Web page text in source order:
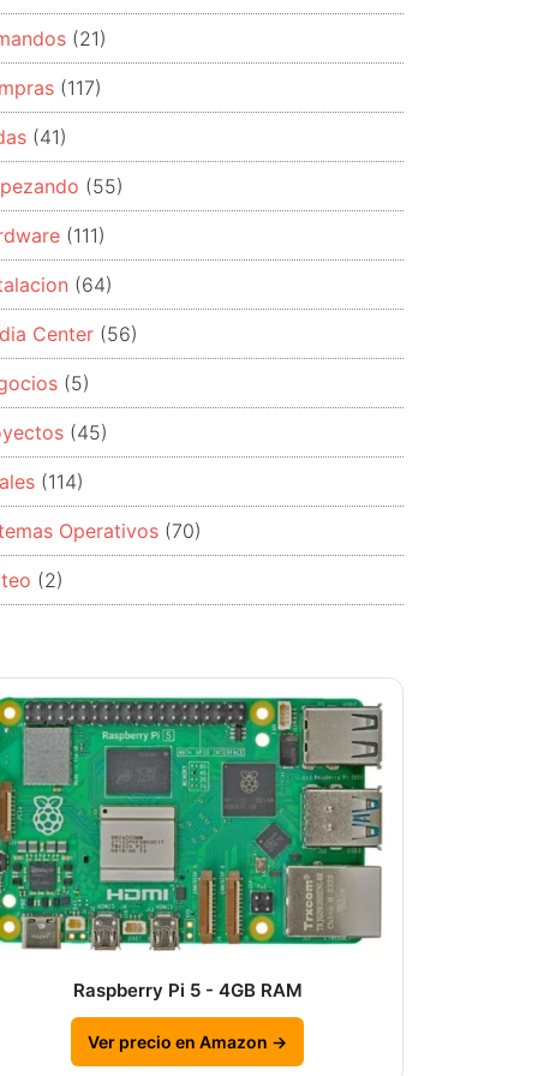
(21)
(117)
(41)
(55)
(111)
(64)
Center (56)
(5)
(45)
(114)
Operativos (70)
(2)
Raspberry Pi 5 - 4GB RAM
Ver precio en Amazon →